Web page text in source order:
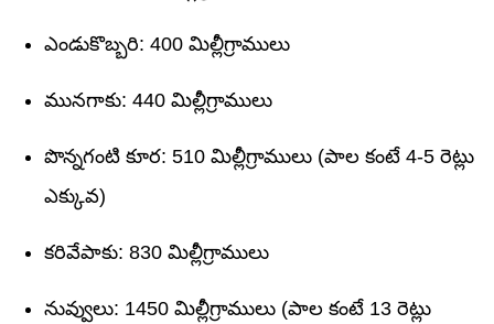
ఎండుకొబ్బరి: 400 మిల్లీగ్రాములు
మునగాకు: 440 మిల్లీగ్రాములు
పొన్నగంటి కూర: 510 మిల్లీగ్రాములు (పాల కంటే 4-5 రెట్లు
ఎక్కువ)
కరివేపాకు: 830 మిల్లీగ్రాములు
నువ్వులు: 1450 మిల్లీగ్రాములు (పాల కంటే 13 రెట్లు